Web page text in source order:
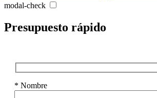
modal-check
Presupuesto rápido
* Nombre